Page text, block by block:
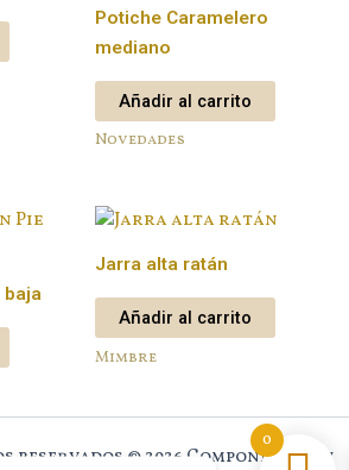
Potiche Caramelero
mediano
Añadir al carrito
Novedades
baja
Jarra alta ratán
Añadir al carrito
Mimbre
reservados © 2026 Component New
0